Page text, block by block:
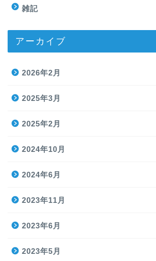
雑記
アーカイブ
2026年2月
2025年3月
2025年2月
2024年10月
2024年6月
2023年11月
2023年6月
2023年5月